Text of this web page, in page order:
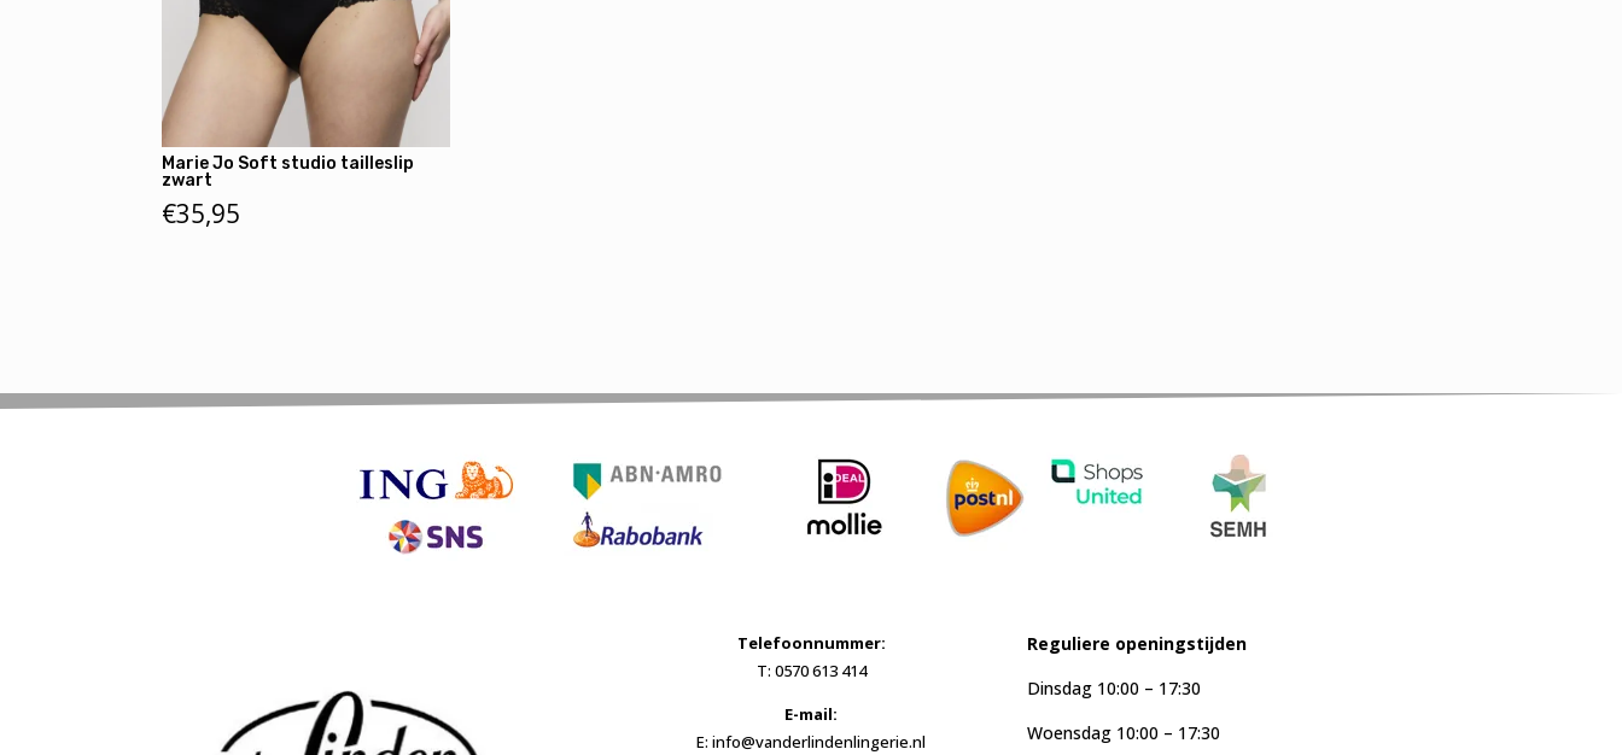
Marie Jo Soft studio tailleslip
zwart
€35,95
Telefoonnummer:
T: 0570 613 414
E-mail:
E: info@vanderlindenlingerie.nl
Reguliere openingstijden
Dinsdag 10:00 – 17:30
Woensdag 10:00 – 17:30